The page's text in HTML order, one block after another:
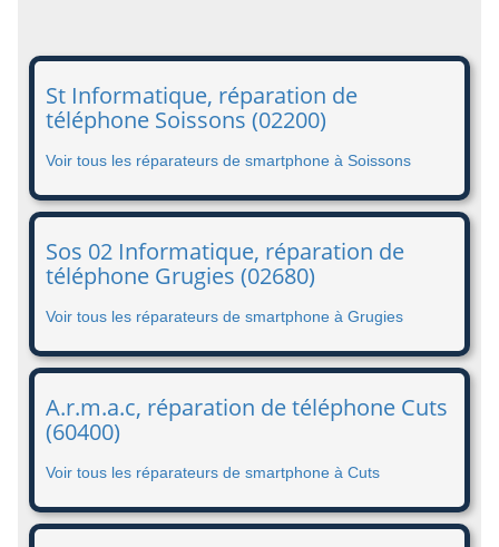
St Informatique, réparation de
téléphone Soissons (02200)
Voir tous les réparateurs de smartphone à Soissons
Sos 02 Informatique, réparation de
téléphone Grugies (02680)
Voir tous les réparateurs de smartphone à Grugies
A.r.m.a.c, réparation de téléphone Cuts
(60400)
Voir tous les réparateurs de smartphone à Cuts